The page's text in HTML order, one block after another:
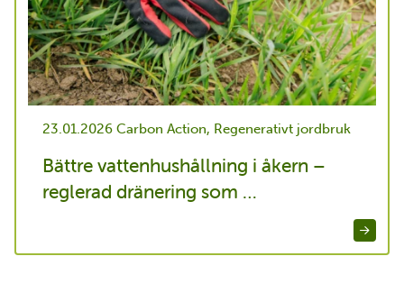
23.01.2026 Carbon Action, Regenerativt jordbruk
Bättre vattenhushållning i åkern –
reglerad dränering som …